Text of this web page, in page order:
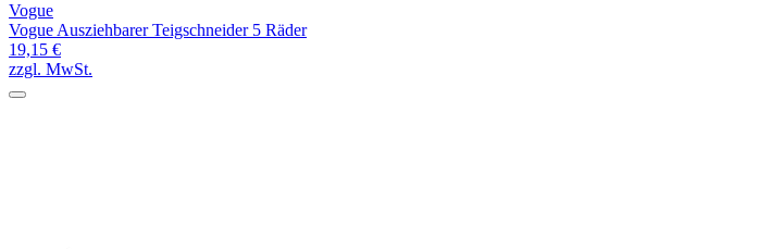
Vogue
Vogue Ausziehbarer Teigschneider 5 Räder
19,15 €
zzgl. MwSt.